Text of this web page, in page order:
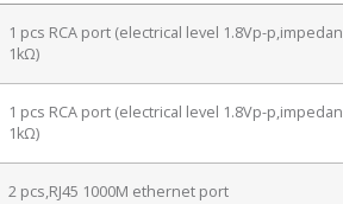
1 pcs RCA port (electrical level 1.8Vp-
1kΩ)
1 pcs RCA port (electrical level 1.8Vp-
1kΩ)
2 pcs,RJ45 1000M ethernet port